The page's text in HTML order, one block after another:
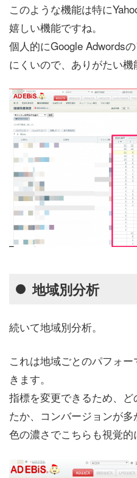
このような機能は特に
嬉しい機能ですね。
個人的にGoogle Adwords
にくいので、ありがたい機
地域別分析
続いて地域別分析。
これは地域ごとのパフォ
きます。
指標を変更できるため、
たか、コンバージョンが
色の濃さでこちらも視覚的